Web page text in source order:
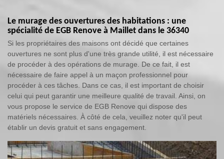
Le murage des ouvertures des habitations : une
spécialité de EGB Renove à Maillet dans le 36340
Si les propriétaires des maisons ont décidé que certaines
ouvertures ne sont plus d'une très grande utilité, il est nécessaire
de procéder à des opérations de murage. De ce fait, il est
nécessaire de faire appel à un maçon professionnel pour
procéder à ces tâches. Dans ce cas, il est important de choisir
celui qui peut garantir une meilleure qualité de travail. Ainsi, on
vous propose le service de EGB Renove qui dispose des
matériels nécessaires. À côté de cela, veuillez noter qu'il peut
établir un devis gratuit et sans engagement.